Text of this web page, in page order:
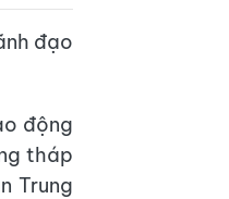
đạo
động
tháp
Trung